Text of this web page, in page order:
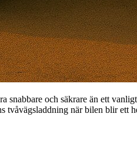
snabbare och säkrare än ett
tvåvägsladdning när bilen blir ett